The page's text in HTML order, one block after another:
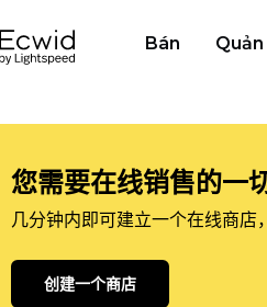
Bán Quản
您需要在线销售的一
几分钟内即可建立一个在线商店
创建一个商店